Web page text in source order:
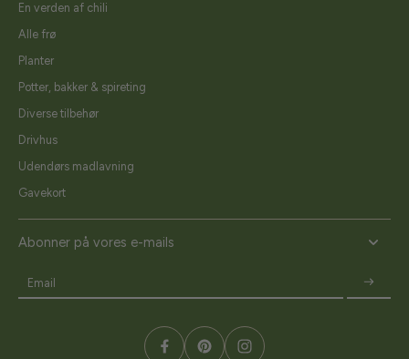
En verden af chili
Alle frø
Planter
Potter, bakker & spireting
Diverse tilbehør
Drivhus
Udendørs madlavning
Gavekort
Abonner på vores e-mails
Email